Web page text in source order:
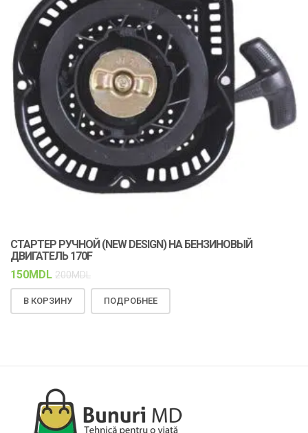
СТАРТЕР РУЧНОЙ (NEW DESIGN) НА БЕНЗИНОВЫЙ
ДВИГАТЕЛЬ 170F
150MDL 200MDL
В КОРЗИНУ ПОДРОБНЕЕ